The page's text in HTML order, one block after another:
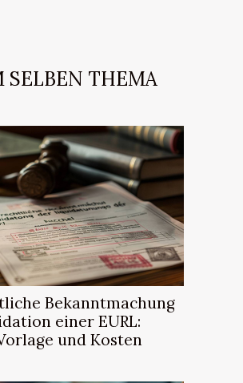
SELBEN THEMA
Bekanntmachung
einer EURL:
und Kosten